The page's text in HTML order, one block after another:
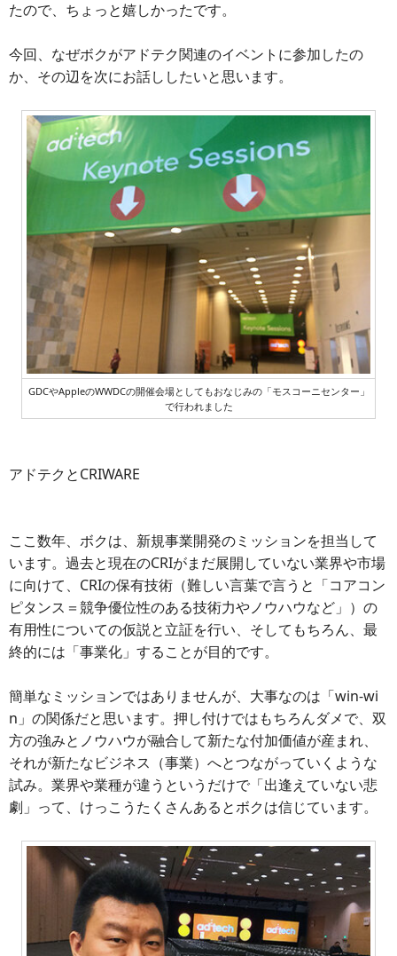
たので、ちょっと嬉しかったです。
今回、なぜボクがアドテク関連のイベントに参加したの
か、その辺を次にお話ししたいと思います。
GDCやAppleのWWDCの開催会場としてもおなじみの「モスコーニセンター」
で行われました
アドテクとCRIWARE
ここ数年、ボクは、新規事業開発のミッションを担当して
います。過去と現在のCRIがまだ展開していない業界や市場
に向けて、CRIの保有技術（難しい言葉で言うと「コアコン
ピタンス＝競争優位性のある技術力やノウハウなど」）の
有用性についての仮説と立証を行い、そしてもちろん、最
終的には「事業化」することが目的です。
簡単なミッションではありませんが、大事なのは「win-wi
n」の関係だと思います。押し付けではもちろんダメで、双
方の強みとノウハウが融合して新たな付加価値が産まれ、
それが新たなビジネス（事業）へとつながっていくような
試み。業界や業種が違うというだけで「出逢えていない悲
劇」って、けっこうたくさんあるとボクは信じています。